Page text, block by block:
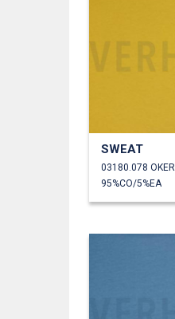
SWEAT
03180.078 OKER
95%CO/5%EA